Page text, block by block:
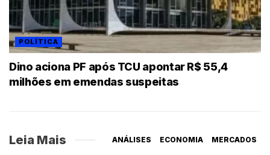
POLÍTICA
Dino aciona PF após TCU apontar R$ 55,4
milhões em emendas suspeitas
Leia Mais ANÁLISES ECONOMIA MERCADOS